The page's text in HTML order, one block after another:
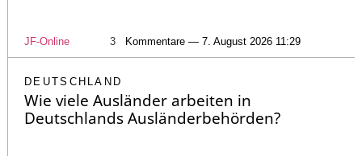
JF-Online 3 Kommentare — 7. August 2026 11:29
DEUTSCHLAND
Wie viele Ausländer arbeiten in
Deutschlands Ausländerbehörden?